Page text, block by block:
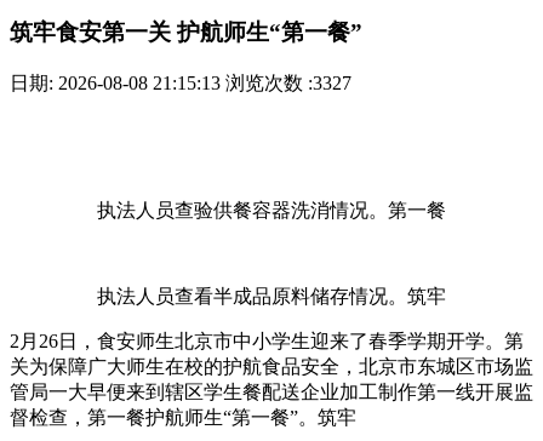
筑牢食安第一关 护航师生“第一餐”
日期: 2026-08-08 21:15:13 浏览次数 :3327
执法人员查验供餐容器洗消情况。第一餐
执法人员查看半成品原料储存情况。筑牢
2月26日，食安师生北京市中小学生迎来了春季学期开学。第
关为保障广大师生在校的护航食品安全，北京市东城区市场监
管局一大早便来到辖区学生餐配送企业加工制作第一线开展监
督检查，第一餐护航师生“第一餐”。筑牢